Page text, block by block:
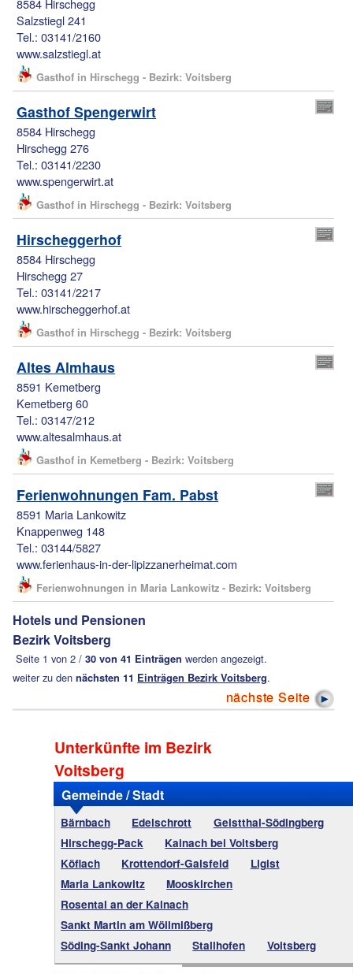
8584 Hirschegg
Salzstiegl 241
Tel.: 03141/2160
www.salzstiegl.at
Gasthof in Hirschegg - Bezirk: Voitsberg
Gasthof Spengerwirt
8584 Hirschegg
Hirschegg 276
Tel.: 03141/2230
www.spengerwirt.at
Gasthof in Hirschegg - Bezirk: Voitsberg
Hirscheggerhof
8584 Hirschegg
Hirschegg 27
Tel.: 03141/2217
www.hirscheggerhof.at
Gasthof in Hirschegg - Bezirk: Voitsberg
Altes Almhaus
8591 Kemetberg
Kemetberg 60
Tel.: 03147/212
www.altesalmhaus.at
Gasthof in Kemetberg - Bezirk: Voitsberg
Ferienwohnungen Fam. Pabst
8591 Maria Lankowitz
Knappenweg 148
Tel.: 03144/5827
www.ferienhaus-in-der-lipizzanerheimat.com
Ferienwohnungen in Maria Lankowitz - Bezirk: Voitsberg
Hotels und Pensionen
Bezirk Voitsberg
Seite 1 von 2 /30 von 41 Einträgen werden angezeigt.
weiter zu dennächsten 11 Einträgen Bezirk Voitsberg.
nächste Seite
Unterkünfte im Bezirk
Voitsberg
Gemeinde / Stadt
Bärnbach Edelschrott
Geistthal-Södingberg
Hirschegg-Pack
Kainach bei Voitsberg
Köflach
Krottendorf-Gaisfeld
Ligist
Maria Lankowitz
Mooskirchen
Rosental an der Kainach
Sankt Martin am Wöllmißberg
Söding-Sankt Johann
Stallhofen Voitsberg